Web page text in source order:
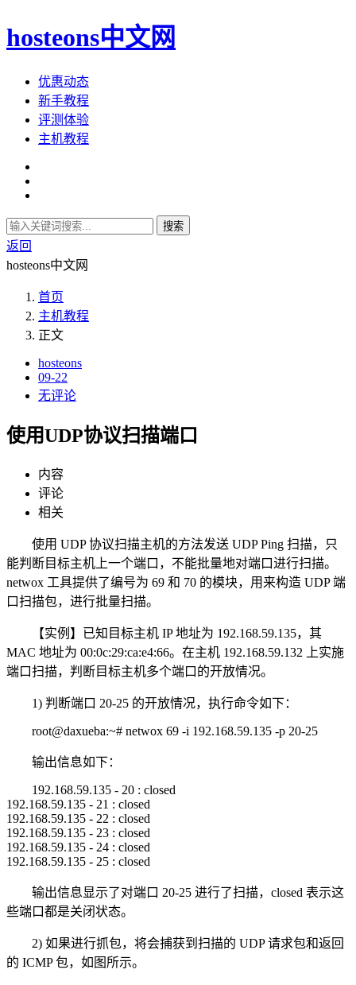
hosteons中文网
优惠动态
新手教程
评测体验
主机教程
搜索
返回
hosteons中文网
首页
主机教程
正文
hosteons
09-22
无评论
使用UDP协议扫描端口
内容
评论
相关
使用 UDP 协议扫描主机的方法发送 UDP Ping 扫描，只
能判断目标主机上一个端口，不能批量地对端口进行扫描。
netwox 工具提供了编号为 69 和 70 的模块，用来构造 UDP 端
口扫描包，进行批量扫描。
【实例】已知目标主机 IP 地址为 192.168.59.135，其
MAC 地址为 00:0c:29:ca:e4:66。在主机 192.168.59.132 上实施
端口扫描，判断目标主机多个端口的开放情况。
1) 判断端口 20-25 的开放情况，执行命令如下：
root@daxueba:~# netwox 69 -i 192.168.59.135 -p 20-25
输出信息如下：
192.168.59.135 - 20 : closed
192.168.59.135 - 21 : closed
192.168.59.135 - 22 : closed
192.168.59.135 - 23 : closed
192.168.59.135 - 24 : closed
192.168.59.135 - 25 : closed
输出信息显示了对端口 20-25 进行了扫描，closed 表示这
些端口都是关闭状态。
2) 如果进行抓包，将会捕获到扫描的 UDP 请求包和返回
的 ICMP 包，如图所示。